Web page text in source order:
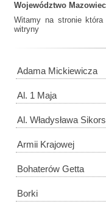
Województwo
Witamy na stronie która
witryny
Adama Mickiewicza
Al. 1 Maja
Al. Władysława
Armii Krajowej
Bohaterów Getta
Borki